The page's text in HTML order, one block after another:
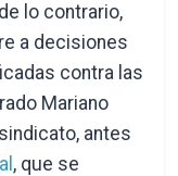
lo contrario,
a decisiones
contra las
Mariano
antes
, que se